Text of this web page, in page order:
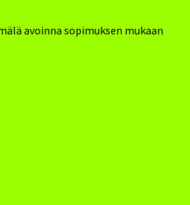
avoinna sopimuksen mukaan